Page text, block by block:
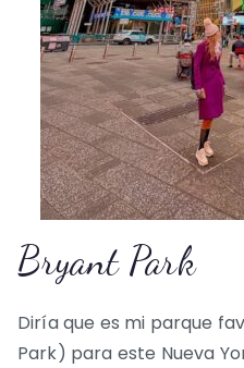
Bryant Park
Diría que es mi parque
Park) para este Nueva